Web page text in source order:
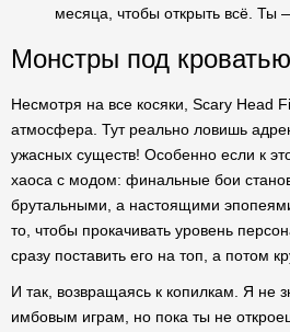
месяца, чтобы открыть всё. Ты
Монстры под
Несмотря на все косяки, Scary Head
атмосфера. Тут реально ловишь
ужасных существ! Особенно если к
хаоса с модом: финальные бои
брутальными, а настоящими
то, чтобы прокачивать уровень
сразу поставить его на топ, а потом
И так, возвращаясь к копилкам. Я не
имбовым играм, но пока ты не